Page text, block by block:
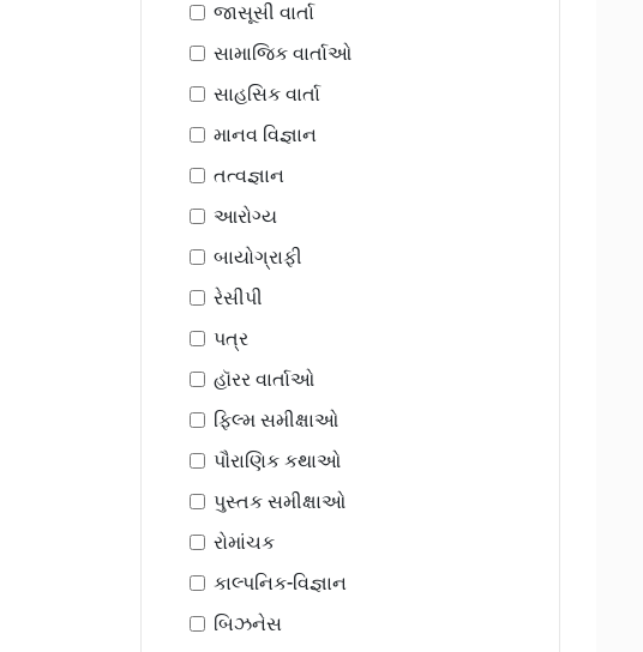
જાસૂસી વાર્તા
સામાજિક વાર્તાઓ
સાહસિક વાર્તા
માનવ વિજ્ઞાન
તત્વજ્ઞાન
આરોગ્ય
બાયોગ્રાફી
રેસીપી
પત્ર
હૉરર વાર્તાઓ
ફિલ્મ સમીક્ષાઓ
પૌરાણિક કથાઓ
પુસ્તક સમીક્ષાઓ
રોમાંચક
કાલ્પનિક-વિજ્ઞાન
બિઝનેસ